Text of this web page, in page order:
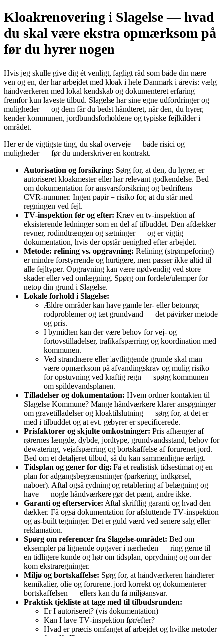
Kloakrenovering i Slagelse — hvad
du skal være ekstra opmærksom på
før du hyrer nogen
Hvis jeg skulle give dig ét venligt, fagligt råd som både din nære
ven og en, der har arbejdet med kloak i hele Danmark i årevis: vælg
håndværkeren med lokal kendskab og dokumenteret erfaring
fremfor kun laveste tilbud. Slagelse har sine egne udfordringer og
muligheder — og dem får du bedst håndteret, når den, du hyrer,
kender kommunen, jordbundsforholdene og typiske fejlkilder i
området.
Her er de vigtigste ting, du skal overveje — både risici og
muligheder — før du underskriver en kontrakt.
Autorisation og forsikring: Sørg for, at den, du hyrer, er
autoriseret kloakmester eller har relevant godkendelse. Bed
om dokumentation for ansvarsforsikring og bedriftens
CVR‑nummer. Ingen papir = risiko for, at du står med
regningen ved fejl.
TV‑inspektion før og efter: Kræv en tv‑inspektion af
eksisterende ledninger som en del af tilbuddet. Den afdækker
revner, rodindtrængen og sætninger — og er vigtig
dokumentation, hvis der opstår uenighed efter arbejdet.
Metode: relining vs. opgravning: Relining (strømpeforing)
er mindre forstyrrende og hurtigere, men passer ikke altid til
alle fejltyper. Opgravning kan være nødvendig ved store
skader eller ved omlægning. Spørg om fordele/ulemper for
netop din grund i Slagelse.
Lokale forhold i Slagelse:
Ældre områder kan have gamle ler- eller betonrør,
rodproblemer og tæt grundvand — det påvirker metode
og pris.
I bymidten kan der være behov for vej- og
fortovstilladelser, trafikafspærring og koordination med
kommunen.
Ved strandnære eller lavtliggende grunde skal man
være opmærksom på afvandingskrav og mulig risiko
for opstuvning ved kraftig regn — spørg kommunen
om spildevandsplanen.
Tilladelser og dokumentation: Hvem ordner kontakten til
Slagelse Kommune? Mange håndværkere klarer ansøgninger
om grave­tilladelser og kloaktilslutning — sørg for, at det er
med i tilbuddet og at evt. gebyrer er specificerede.
Prisfaktorer og skjulte omkostninger: Pris afhænger af
rørernes længde, dybde, jordtype, grundvandsstand, behov for
dewatering, vejafspærring og bortskaffelse af forurenet jord.
Bed om et detaljeret tilbud, så du kan sammenligne ærligt.
Tidsplan og gener for dig: Få et realistisk tidsestimat og en
plan for adgangsbegrænsninger (parkering, indkørsel,
naboer). Aftal også rydning og retablering af belægning og
have — nogle håndværkere gør det pænt, andre ikke.
Garanti og efterservice: Aftal skriftlig garanti og hvad den
dækker. Få også dokumentation for afsluttende TV‑inspektion
og as‑built tegninger. Det er guld værd ved senere salg eller
reklamation.
Spørg om referencer fra Slagelse‑området: Bed om
eksempler på lignende opgaver i nærheden — ring gerne til
en tidligere kunde og hør om tidsplan, oprydning og om der
kom ekstraregninger.
Miljø og bortskaffelse: Sørg for, at håndværkeren håndterer
kemikalier, olie og forurenet jord korrekt og dokumenterer
bortskaffelsen — ellers kan du få miljøansvar.
Praktisk tjekliste at tage med til tilbudsrunden:
Er I autoriseret? (vis dokumentation)
Kan I lave TV‑inspektion før/efter?
Hvad er præcis omfanget af arbejdet og hvilke metoder